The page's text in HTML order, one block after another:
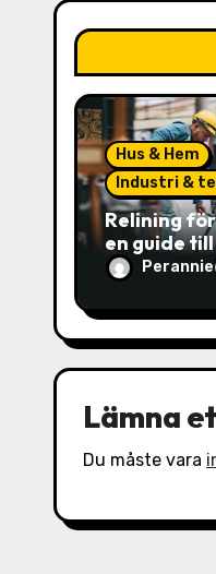
i
g
e
r
i
g
Hus & Hem
Industri &
Relining
en guide
avloppPerannie
Lämna
Du måste vara